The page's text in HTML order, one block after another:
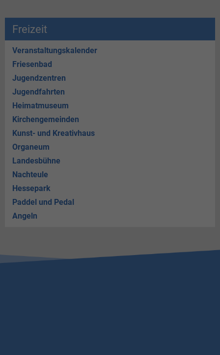
Freizeit
Veranstaltungskalender
Friesenbad
Jugendzentren
Jugendfahrten
Heimatmuseum
Kirchengemeinden
Kunst- und Kreativhaus
Organeum
Landesbühne
Nachteule
Hessepark
Paddel und Pedal
Angeln